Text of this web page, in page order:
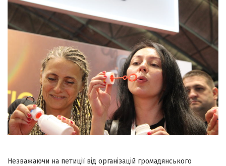
Незважаючи на петиції від організацій громадянського